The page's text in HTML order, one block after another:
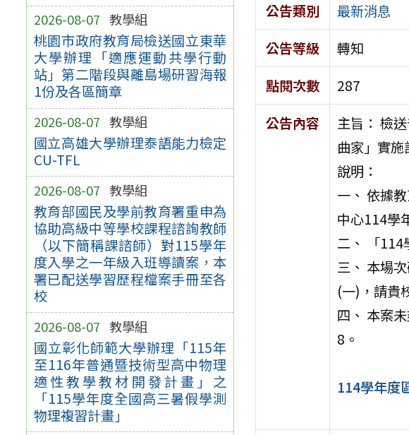
2026-08-07 教學組
桃園市政府教育局檢送國立東華
大學辦理「適應運動共學行動
站」第二階段與離島場研習海報
1份及各區簡章
2026-08-07 教學組
國立高雄大學辦理泰語能力檢定
CU-TFL
2026-08-07 教學組
教育部國民及學前教育署重申為
協助高級中等學校課程諮詢教師
（以下簡稱課諮師）對115學年
度入學之一年級入班導讀案，本
署已配送學習歷程檔案手冊至各
校
2026-08-07 教學組
國立彰化師範大學辦理「115年
至116年普通暨技術型高中物理
適性教學教材開發計畫」之
「115學年度全國高三暑假學測
物理複習計畫」
公告類別
最新消息
公告等級
轉知
點閱次數
287
公告內容
主旨： 檢
曲家」實
說明：
一、 依據
中心114學
二、 「114
三、 本場
(一)，請貴
四、 本案
8。
114學年度